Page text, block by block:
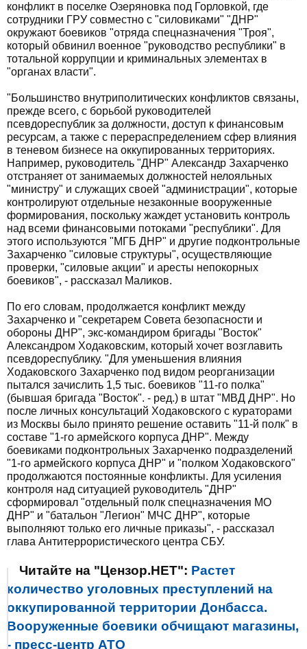
конфликт в поселке Озеряновка под Горловкой, где
сотрудники ГРУ совместно с "силовиками" "ДНР"
окружают боевиков "отряда спецназначения "Троя",
который обвинил военное "руководство республики" в
тотальной коррупции и криминальных элементах в
"органах власти".
"Большинство внутриполитических конфликтов связаны,
прежде всего, с борьбой руководителей
псевдореспублик за должности, доступ к финансовым
ресурсам, а также с перераспределением сфер влияния
в теневом бизнесе на оккупированных территориях.
Например, руководитель "ДНР" Александр Захарченко
отстраняет от занимаемых должностей нелояльных
"министру" и служащих своей "администрации", которые
контролируют отдельные незаконные вооруженные
формирования, поскольку жаждет установить контроль
над всеми финансовыми потоками "республики". Для
этого используются "МГБ ДНР" и другие подконтрольные
Захарченко "силовые структуры", осуществляющие
проверки, "силовые акции" и аресты непокорных
боевиков", - рассказал Маликов.
По его словам, продолжается конфликт между
Захарченко и "секретарем Совета безопасности и
обороны ДНР", экс-командиром бригады "Восток"
Александром Ходаковским, который хочет возглавить
псевдореспублику. "Для уменьшения влияния
Ходаковского Захарченко под видом реорганизации
пытался зачислить 1,5 тыс. боевиков "11-го полка"
(бывшая бригада "Восток". - ред.) в штат "МВД ДНР". Но
после личных консультаций Ходаковского с кураторами
из Москвы было принято решение оставить "11-й полк" в
составе "1-го армейского корпуса ДНР". Между
боевиками подконтрольных Захарченко подразделений
"1-го армейского корпуса ДНР" и "полком Ходаковского"
продолжаются постоянные конфликты. Для усиления
контроля над ситуацией руководитель "ДНР"
сформировал "отдельный полк спецназначения МО
ДНР" и "батальон "Легион" МЧС ДНР", которые
выполняют только его личные приказы", - рассказал
глава Антитеррористического центра СБУ.
Читайте на "Цензор.НЕТ": Растет
количество уголовных преступлений на
оккупированной территории Донбасса.
Вооруженные боевики обчищают магазины,
- пресс-центр АТО